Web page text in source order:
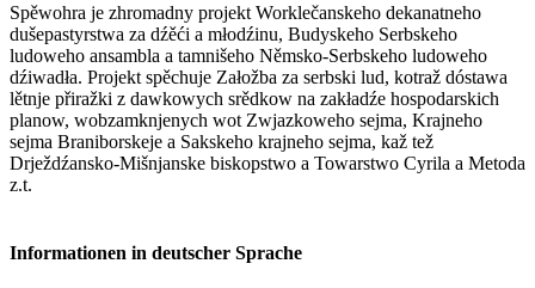
Spěwohra je zhromadny projekt Worklečanskeho dekanatneho
dušepastyrstwa za dźěći a młodźinu, Budyskeho Serbskeho
ludoweho ansambla a tamnišeho Němsko-Serbskeho ludoweho
dźiwadła. Projekt spěchuje Załožba za serbski lud, kotraž dóstawa
lětnje přiražki z dawkowych srědkow na zakładźe hospodarskich
planow, wobzamknjenych wot Zwjazkoweho sejma, Krajneho
sejma Braniborskeje a Sakskeho krajneho sejma, kaž tež
Drježdźansko-Mišnjanske biskopstwo a Towarstwo Cyrila a Metoda
z.t.
Informationen in deutscher Sprache